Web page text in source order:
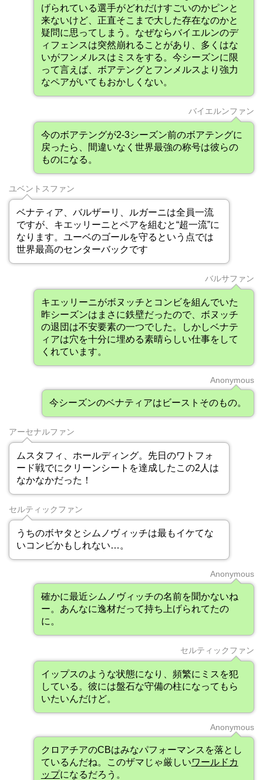
げられている選手がどれだけすごいのかピンと
来ないけど、正直そこまで大した存在なのかと
疑問に思ってしまう。なぜならバイエルンのデ
ィフェンスは突然崩れることがあり、多くはな
いがフンメルスはミスをする。今シーズンに限
って言えば、ボアテングとフンメルスより強力
なペアがいてもおかしくない。
バイエルンファン
今のボアテングが2-3シーズン前のボアテングに
戻ったら、間違いなく世界最強の称号は彼らの
ものになる。
ユベントスファン
ベナティア、バルザーリ、ルガーニは全員一流
ですが、キエッリーニとペアを組むと“超一流”に
なります。ユーベのゴールを守るという点では
世界最高のセンターバックです
バルサファン
キエッリーニがボヌッチとコンビを組んでいた
昨シーズンはまさに鉄壁だったので、ボヌッチ
の退団は不安要素の一つでした。しかしベナテ
ィアは穴を十分に埋める素晴らしい仕事をして
くれています。
Anonymous
今シーズンのベナティアはビーストそのもの。
アーセナルファン
ムスタフィ、ホールディング。先日のワトフォ
ード戦でにクリーンシートを達成したこの2人は
なかなかだった！
セルティックファン
うちのボヤタとシムノヴィッチは最もイケてな
いコンビかもしれない…。
Anonymous
確かに最近シムノヴィッチの名前を聞かないね
ー。あんなに逸材だって持ち上げられてたの
に。
セルティックファン
イップスのような状態になり、頻繁にミスを犯
している。彼には盤石な守備の柱になってもら
いたいんだけど。
Anonymous
クロアチアのCBはみなパフォーマンスを落とし
ているんだね。このザマじゃ厳しいワールドカ
ップになるだろう。